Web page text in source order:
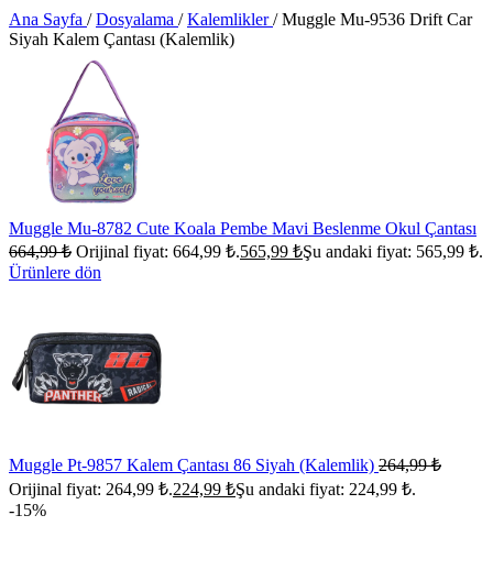
Ana Sayfa / Dosyalama / Kalemlikler/ Muggle Mu-9536 Drift Car
Siyah Kalem Çantası (Kalemlik)
Muggle Mu-8782 Cute Koala Pembe Mavi Beslenme Okul Çantası
664,99₺ Orijinal fiyat: 664,99 ₺.565,99 ₺Şu andaki fiyat: 565,99 ₺.
Ürünlere dön
Muggle Pt-9857 Kalem Çantası 86 Siyah (Kalemlik) 264,99₺
Orijinal fiyat: 264,99 ₺.224,99 ₺Şu andaki fiyat: 224,99 ₺.
-15%